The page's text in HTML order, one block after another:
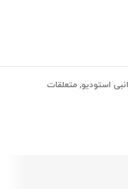
استودیو, متعلقات